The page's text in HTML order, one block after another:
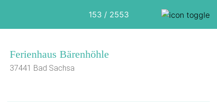
153 / 2553
Ferienhaus Bärenhöhle
37441 Bad Sachsa
1/20